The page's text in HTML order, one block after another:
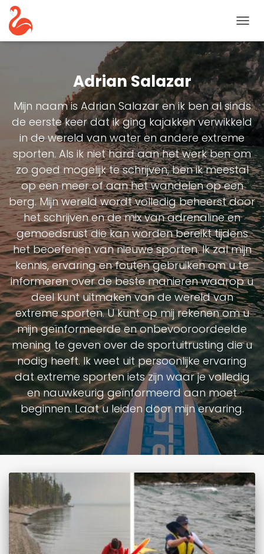
Adrian Salazar
Mijn naam is Adrian Salazar en ik ben al sinds
de eerste keer dat ik ging kajakken verwikkeld
in de wereld van water en andere extreme
sporten. Als ik niet hard aan het werk ben om
zo goed mogelijk te schrijven, ben ik meestal
op een meer of aan het wandelen op een
berg. Mijn wereld wordt volledig beheerst door
het schrijven en de mix van adrenaline en
gemoedsrust die kan worden bereikt tijdens
het beoefenen van nieuwe sporten. Ik zal mijn
kennis, ervaring en fouten gebruiken om u te
informeren over de beste manieren waarop u
deel kunt uitmaken van de wereld van
extreme sporten. U kunt op mij rekenen om u
mijn geïnformeerde en onbevooroordeelde
mening te geven over de sportuitrusting die u
nodig heeft. Ik weet uit persoonlijke ervaring
dat extreme sporten iets zijn waar je volledig
en nauwkeurig geïnformeerd aan moet
beginnen. Laat u leiden door mijn ervaring.